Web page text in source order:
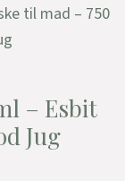
til mad – 750
– Esbit
Jug